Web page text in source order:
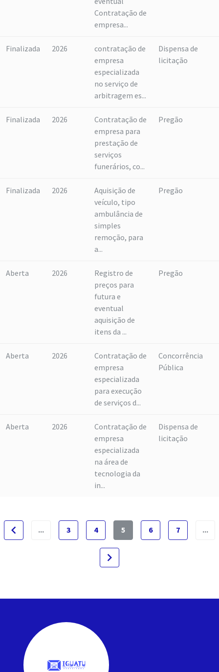
Contratação de
empresa...
Finalizada 2026
contratação de
empresa
especializada
no serviço de
arbitragem es...
Dispensa de
licitação
Finalizada 2026
Contratação de
empresa para
prestação de
serviços
funerários, co...
Pregão
Finalizada 2026
Aquisição de
veículo, tipo
ambulância de
simples
remoção, para
a...
Pregão
Aberta 2026
Registro de
preços para
futura e
eventual
aquisição de
itens da ...
Pregão
Aberta 2026
Contratação de
empresa
especializada
para execução
de serviços d...
Concorrência
Pública
Aberta 2026
Contratação de
empresa
especializada
na área de
tecnologia da
in...
Dispensa de
licitação
navigate_before ... 3 4 5 6 7 ...
navigate_next